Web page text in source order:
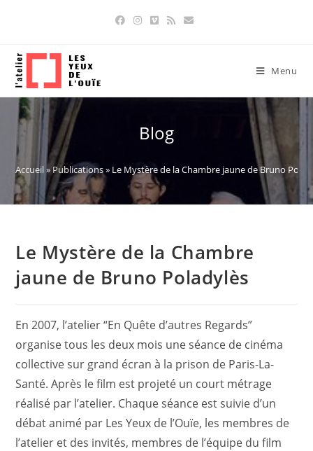
Menu
Blog
Accueil»Publications» Le Mystère de la Chambre jaune de Bruno
Le Mystère de la Chambre
jaune de Bruno Poladylès
En 2007, l’atelier “En Quête d’autres Regards”
organise tous les deux mois une séance de cinéma
collective sur grand écran à la prison de Paris-La-
Santé. Après le film est projeté un court métrage
réalisé par l’atelier. Chaque séance est suivie d’un
débat animé par Les Yeux de l’Ouïe, les membres de
l’atelier et des invités, membres de l’équipe du film